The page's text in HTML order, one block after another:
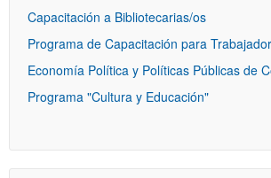
Capacitación a Bibliotecarias/os
Programa de Capacitación para
Economía Política y Políticas Públicas de
Programa "Cultura y Educación"